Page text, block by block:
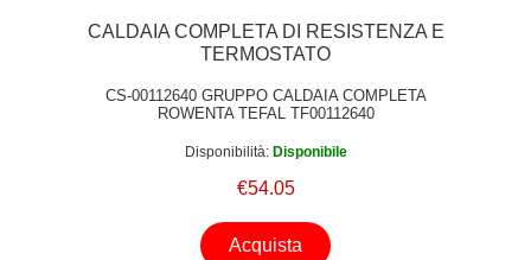
CALDAIA COMPLETA DI RESISTENZA E
TERMOSTATO
CS-00112640 GRUPPO CALDAIA COMPLETA
ROWENTA TEFAL TF00112640
Disponibilità: Disponibile
€54.05
Acquista